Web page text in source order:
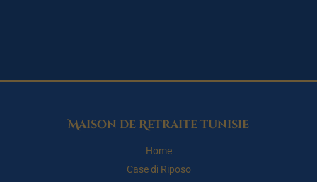
Maison de Retraite Tunisie
Home
Case di Riposo